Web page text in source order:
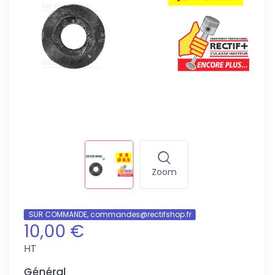
Zoom
SUR COMMANDE, commandes@rectifshop.fr
10,00 €
HT
Général